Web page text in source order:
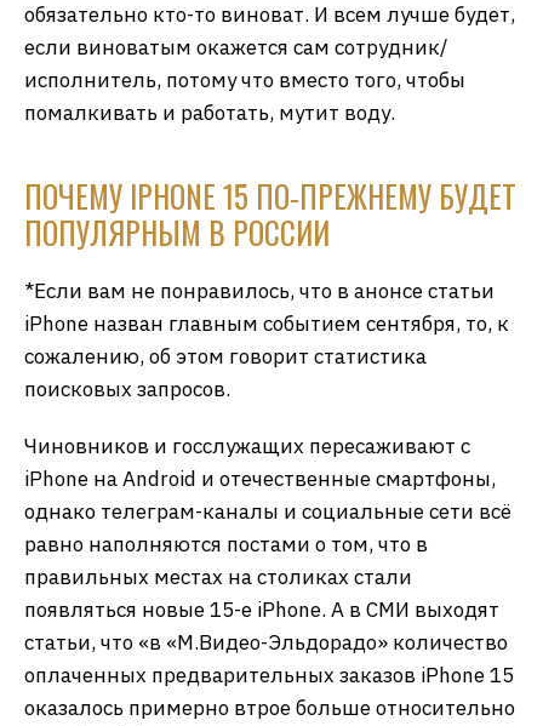
обязательно кто-то виноват. И всем лучше будет,
если виноватым окажется сам сотрудник/
исполнитель, потому что вместо того, чтобы
помалкивать и работать, мутит воду.
ПОЧЕМУ IPHONE 15 ПО-ПРЕЖНЕМУ БУДЕТ
ПОПУЛЯРНЫМ В РОССИИ
*Если вам не понравилось, что в анонсе статьи
iPhone назван главным событием сентября, то, к
сожалению, об этом говорит статистика
поисковых запросов.
Чиновников и госслужащих пересаживают с
iPhone на Android и отечественные смартфоны,
однако телеграм-каналы и социальные сети всё
равно наполняются постами о том, что в
правильных местах на столиках стали
появляться новые 15-е iPhone. А в СМИ выходят
статьи, что «в «М.Видео-Эльдорадо» количество
оплаченных предварительных заказов iPhone 15
оказалось примерно втрое больше относительно